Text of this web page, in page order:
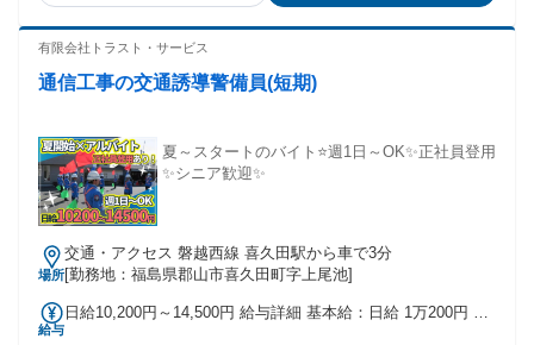
方も安心してご応募ください！） ・二級自動車整備士
有限会社トラスト・サービス
通信工事の交通誘導警備員(短期)
夏～スタートのバイト⭐週1日～OK✨正社員登用
✨シニア歓迎✨
場所
交通・アクセス 磐越西線 喜久田駅から車で3分
[勤務地：福島県郡山市喜久田町字上尾池]
給与
日給10,200円～14,500円 給与詳細 基本給：日給 1万200円 〜